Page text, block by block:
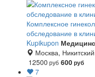
Комплексное
обследование в
Kupikupon
Москва,
12500 руб 600руб
7